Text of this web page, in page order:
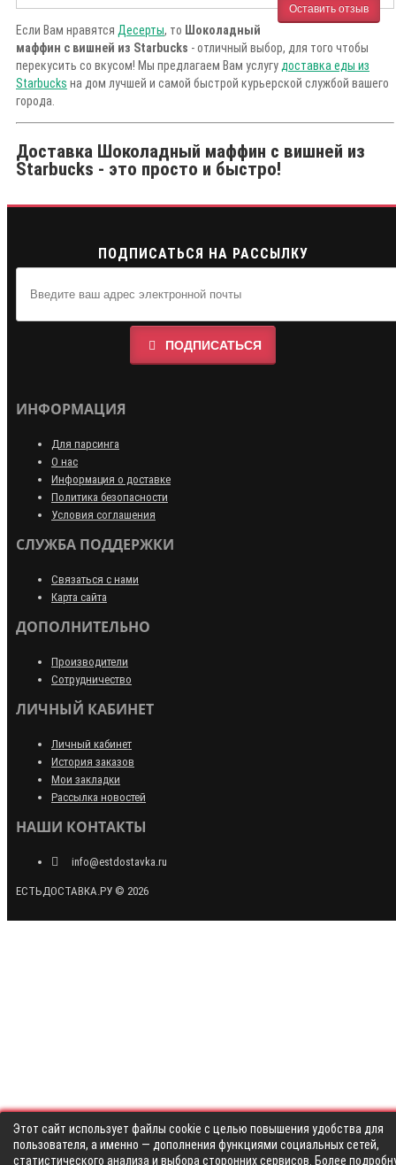
Оставить отзыв
Если Вам нравятся Десерты, то Шоколадный
маффин с вишней из Starbucks - отличный выбор, для того чтобы
перекусить со вкусом! Мы предлагаем Вам услугу доставка еды из
Starbucks на дом лучшей и самой быстрой курьерской службой вашего
города.
Доставка Шоколадный маффин с вишней из
Starbucks - это просто и быстро!
ПОДПИСАТЬСЯ НА РАССЫЛКУ
ПОДПИСАТЬСЯ
ИНФОРМАЦИЯ
Для парсинга
О нас
Информация о доставке
Политика безопасности
Условия соглашения
СЛУЖБА ПОДДЕРЖКИ
Связаться с нами
Карта сайта
ДОПОЛНИТЕЛЬНО
Производители
Сотрудничество
ЛИЧНЫЙ КАБИНЕТ
Личный кабинет
История заказов
Мои закладки
Рассылка новостей
НАШИ КОНТАКТЫ
info@estdostavka.ru
ЕСТЬДОСТАВКА.РУ © 2026
Этот сайт использует файлы cookie с целью повышения удобства для
пользователя, а именно — дополнения функциями социальных сетей,
статистического анализа и выбора сторонних сервисов. Более